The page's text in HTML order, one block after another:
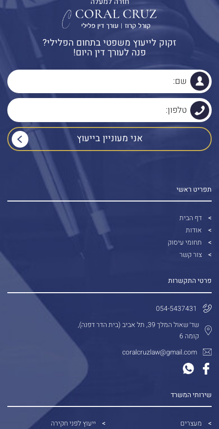
זקוק לייעוץ משפטי בתחום הפלילי?
פנה לעורך דין היום!
תפריט ראשי
דף הבית
אודות
תחומי עיסוק
צור קשר
שירותי המשרד
מעצרים ייעוץ לפני חקירה
פרטי התקשרות
054-5437431
שד׳ שאול המלך 39, תל אביב (בית הדר דפנה),
קומה 6
coralcruzlaw@gmail.com